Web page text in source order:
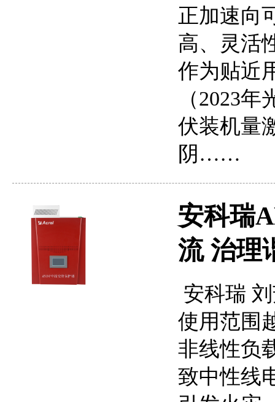
正加速向
高、灵活
作为贴近
（2023
伏装机量
阴……
安科瑞
流 治理
安科瑞
使用范围
非线性负
致中性线